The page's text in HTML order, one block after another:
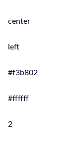
center
left
#f3b802
#ffffff
2